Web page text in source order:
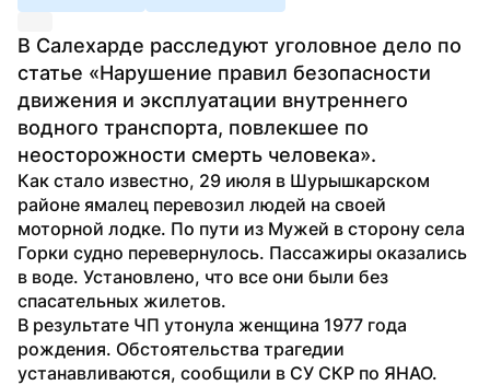
В Салехарде расследуют уголовное дело по
статье «Нарушение правил безопасности
движения и эксплуатации внутреннего
водного транспорта, повлекшее по
неосторожности смерть человека».
Как стало известно, 29 июля в Шурышкарском
районе ямалец перевозил людей на своей
моторной лодке. По пути из Мужей в сторону села
Горки судно перевернулось. Пассажиры оказались
в воде. Установлено, что все они были без
спасательных жилетов.
В результате ЧП утонула женщина 1977 года
рождения. Обстоятельства трагедии
устанавливаются, сообщили в СУ СКР по ЯНАО.